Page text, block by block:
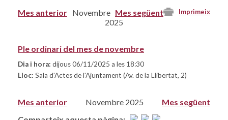
Imprimeix
Mes anterior Mes següent
Novembre
2025
Ple ordinari del mes de novembre
Dia i hora: dijous 06/11/2025 a les 18:30
Lloc: Sala d'Actes de l'Ajuntament (Av. de la Llibertat, 2)
Mes anterior Mes següent
Novembre 2025